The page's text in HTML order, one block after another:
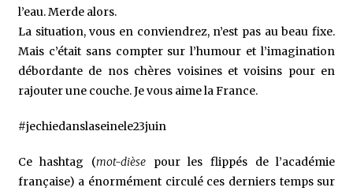
l’eau. Merde alors.
La situation, vous en conviendrez, n’est pas au beau fixe.
Mais c’était sans compter sur l’humour et l’imagination
débordante de nos chères voisines et voisins pour en
rajouter une couche. Je vous aime la France.
#jechiedanslaseinele23juin
Ce hashtag (mot-dièse pour les flippés de l’académie
française) a énormément circulé ces derniers temps sur